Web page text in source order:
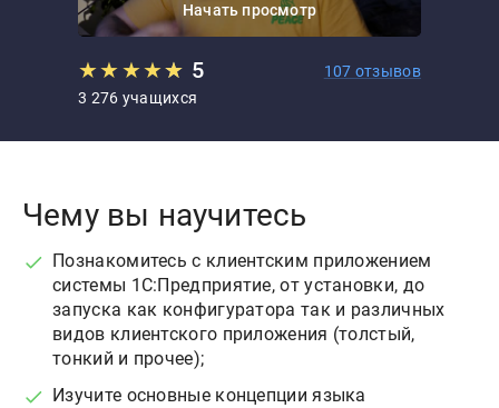
Начать просмотр
★★★★★
★ 5
107 отзывов
3 276 учащихся
Чему вы научитесь
Познакомитесь с клиентским приложением
системы 1С:Предприятие, от установки, до
запуска как конфигуратора так и различных
видов клиентского приложения (толстый,
тонкий и прочее);
Изучите основные концепции языка